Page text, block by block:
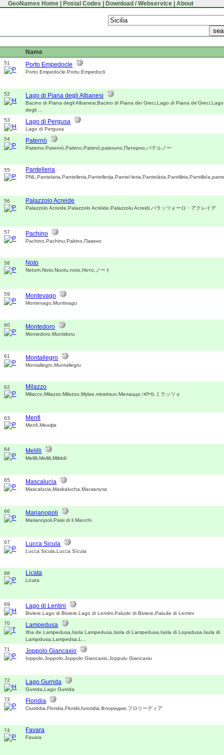
GeoNames Home Postal Codes Download / Webservice About
Name
51 Porto Empedocle
Porto Empedocle,Portu Empedocli
52 Lago di Piana degli Albanesi
Bacino di Piana degli Albanesi,Bacino di Piana dei Greci,Lago di Piana
degli ...
53
Lago di Pergusa
Lago di Pergusa
54
Paternò
Paterno,Paternò,Patirno,Patirnò,pateruno,Патерно,パテルノー
55 Pantelleria
56 Palazzolo Acreide
Palazzolo Acreide,Palazzolo Acréide,Palazzolu Acreidi,パラッツォーロ・アクレイデ
57 Pachino
Pachino,Pachinu,Pakino,Пакино
58 Noto
Netum,Noto,Nuotu,noto,Ното,ノート
59 Montevago
Montevago,Muntivagu
60 Montedoro
Montedoro,Muntidoru
61 Montallegro
Montallegro,Muntallegru
62 Milazzo
Milacco,Milazzo,Milazzu,Mylae,mirattsuo,Милаццо,מילאי,ミラッツォ
63 Menfi
Menfi,Менфи
64 Melilli
Melilli,Mellili,Miliddi
65 Mascalucia
Mascalucia,Maskalucha,Маскалуча
66 Marianopoli
Marianopoli,Paisi di li Manchi
67 Lucca Sicula
Lucca Sicula,Lucca Sìcula
68 Licata
Licata
69 Lago di Lentini
Biviere,Lago di Biviere,Lago di Lentini,Palude di Biviere,Palude di Lentini
70
Lampedusa
Ilha de Lampedusa,Isola Lampedusa,Isola di Lampedusa,Isola di Lopadusa,Isula di
Lampidusa,Lampedsa,L...
71
Joppolo Giancaxio
Ioppolo,Joppolo,Joppolo Giancaxio,Joppulu Giancaxiu
72 Lago Gurrida
Gurrida,Lago Gurrida
73
Floridia
Ciuriddia,Floridia,Floridii,furoridia,Флоридии,フロリーディア
74 Favara
Favara